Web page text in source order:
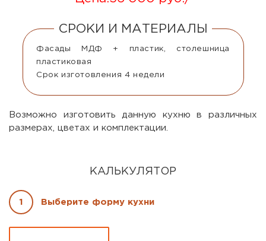
СРОКИ И МАТЕРИАЛЫ
Фасады МДФ + пластик, столешница
пластиковая
Срок изготовления 4 недели
Возможно изготовить данную кухню в различных
размерах, цветах и комплектации.
КАЛЬКУЛЯТОР
1 Выберите форму кухни
Параметры кухни*